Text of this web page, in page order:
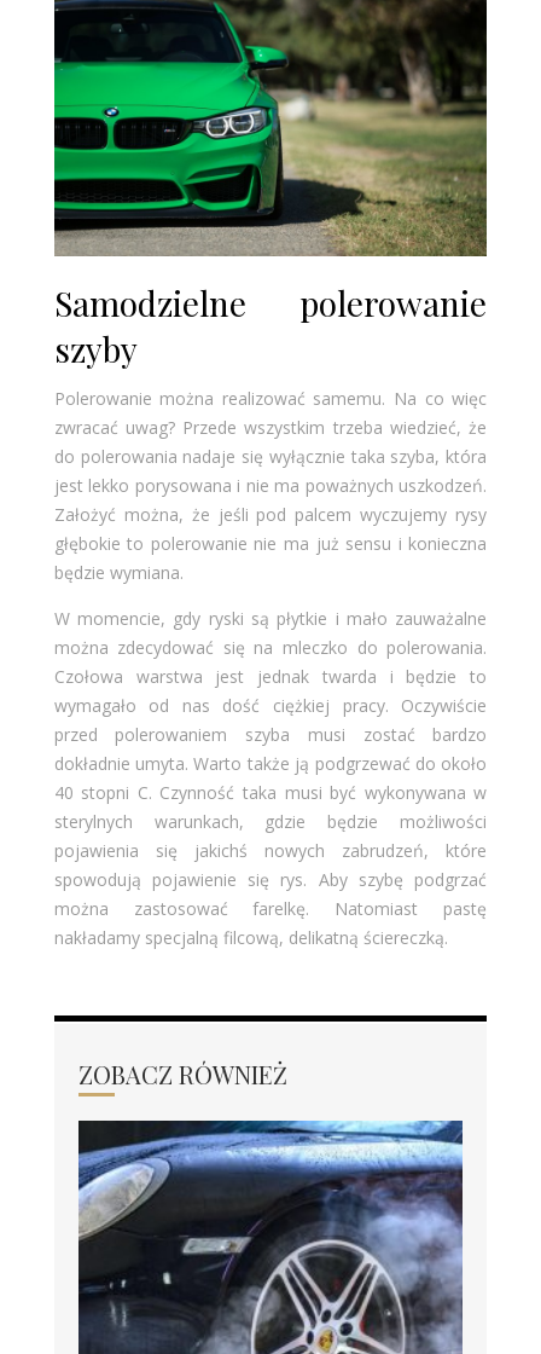
Samodzielne polerowanie
szyby
Polerowanie można realizować samemu. Na co więc
zwracać uwag? Przede wszystkim trzeba wiedzieć, że
do polerowania nadaje się wyłącznie taka szyba, która
jest lekko porysowana i nie ma poważnych uszkodzeń.
Założyć można, że jeśli pod palcem wyczujemy rysy
głębokie to polerowanie nie ma już sensu i konieczna
będzie wymiana.
W momencie, gdy ryski są płytkie i mało zauważalne
można zdecydować się na mleczko do polerowania.
Czołowa warstwa jest jednak twarda i będzie to
wymagało od nas dość ciężkiej pracy. Oczywiście
przed polerowaniem szyba musi zostać bardzo
dokładnie umyta. Warto także ją podgrzewać do około
40 stopni C. Czynność taka musi być wykonywana w
sterylnych warunkach, gdzie będzie możliwości
pojawienia się jakichś nowych zabrudzeń, które
spowodują pojawienie się rys. Aby szybę podgrzać
można zastosować farelkę. Natomiast pastę
nakładamy specjalną filcową, delikatną ściereczką.
ZOBACZ RÓWNIEŻ